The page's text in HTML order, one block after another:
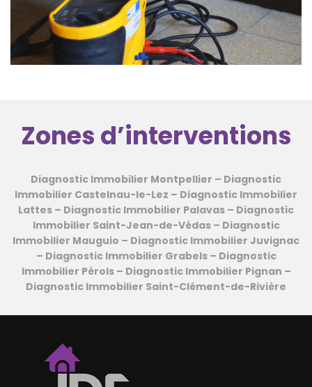
Zones d’interventions
Diagnostic Immobilier Montpellier – Diagnostic
Immobilier Castelnau-le-Lez – Diagnostic Immobilier
Lattes – Diagnostic Immobilier Palavas – Diagnostic
Immobilier Saint-Jean-de-Védas – Diagnostic
Immobilier Mauguio – Diagnostic Immobilier Juvignac
– Diagnostic Immobilier Grabels– Diagnostic
Immobilier Pérols– Diagnostic Immobilier Pignan –
Diagnostic Immobilier Saint-Clément-de-Rivière